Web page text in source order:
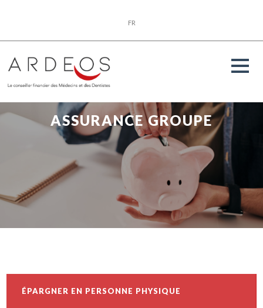
FR
ASSURANCE GROUPE
ÉPARGNER EN PERSONNE PHYSIQUE